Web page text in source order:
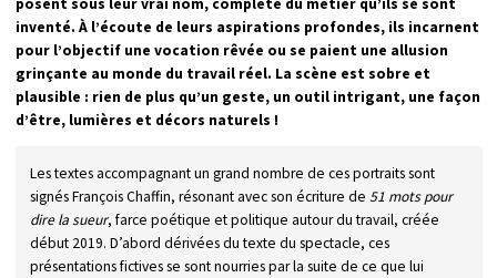
inventé. À l’écoute de leurs aspirations profondes, ils incarnent
pour l’objectif une vocation rêvée ou se paient une allusion
grinçante au monde du travail réel. La scène est sobre et
plausible : rien de plus qu’un geste, un outil intrigant, une façon
d’être, lumières et décors naturels !
Les textes accompagnant un grand nombre de ces portraits sont
signés François Chaffin, résonant avec son écriture de 51 mots pour
dire la sueur, farce poétique et politique autour du travail, créée
début 2019. D’abord dérivées du texte du spectacle, ces
présentations fictives se sont nourries par la suite de ce que lui